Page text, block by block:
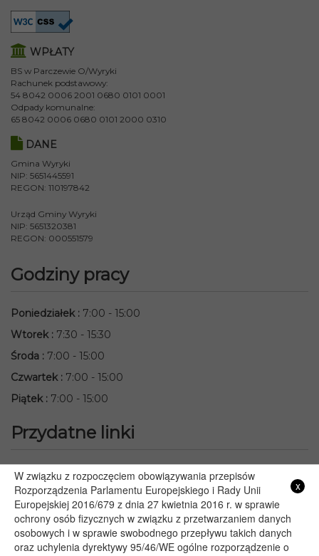
WPŁATY
BS w Parczewie O/Wyryki
Rachunek podstawowy:
54 8042 0006 2001 0680 0101 0001
Odpady komunalne:
65 8042 0006 0680 0101 2000 0310
DANE
Gmina Wyryki
NIP: 5651445591
REGON: 110197842
Urząd Gminy Wyryki
NIP: 5651320381
REGON: 000551579
Godziny pracy
Poniedziałek : 7:00 - 15:00
Wtorek : 7:30 - 15:30
Środa : 7:00 - 15:00
Czwartek : 7:00 - 15:00
Piątek : 7:00 - 15:00
Przydatne linki
Starostwo Powiatowe we Włodawie
Lubelski Urząd Wojewódzki w Lublinie
Urząd Marszałkowski Województwa Lubelskiego w Lublinie
Serwis Rzeczypospolitej Polskiej
PGE – Planowane wyłączenia prądu
x
W związku z rozpoczęciem obowiązywania przepisów
Rozporządzenia Parlamentu Europejskiego i Rady Unii
Europejskiej 2016/679 z dnia 27 kwietnia 2016 r. w sprawie
ochrony osób fizycznych w związku z przetwarzaniem danych
osobowych i w sprawie swobodnego przepływu takich danych
oraz uchylenia dyrektywy 95/46/WE ogólne rozporządzenie o